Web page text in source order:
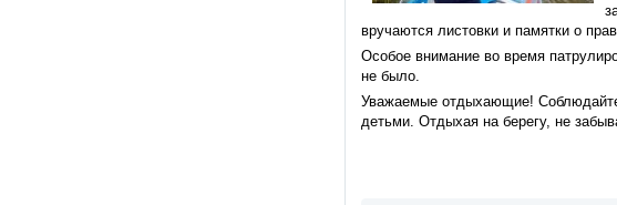
вручаются листовки и памятки о
Особое внимание во время
не было.
Уважаемые отдыхающие!
детьми. Отдыхая на берегу, не